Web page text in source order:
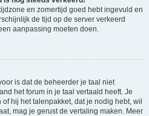
en zomertijd goed hebt ingevuld en
de tijd op de server verkeerd
aanpassing moeten doen.
is dat de beheerder je taal niet
het forum in je taal vertaald heeft. Je
hij het talenpakket, dat je nodig hebt, wil
mag je gerust de vertaling maken. Meer